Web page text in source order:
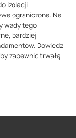
izolacji
ograniczona. Na
wady tego
bardziej
Dowiedz
zapewnić trwałą